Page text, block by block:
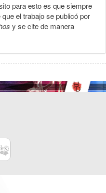
para esto es que siempre
el trabajo se publicó por
y se cite de manera